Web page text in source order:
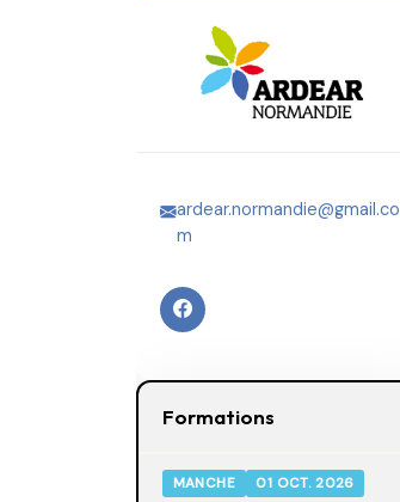
ardear.normandie@gmail.co
m
Formations
MANCHE 01 OCT. 2026